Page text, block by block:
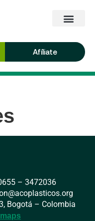
Afíliate
– 3472036
Bogotá – Colombia